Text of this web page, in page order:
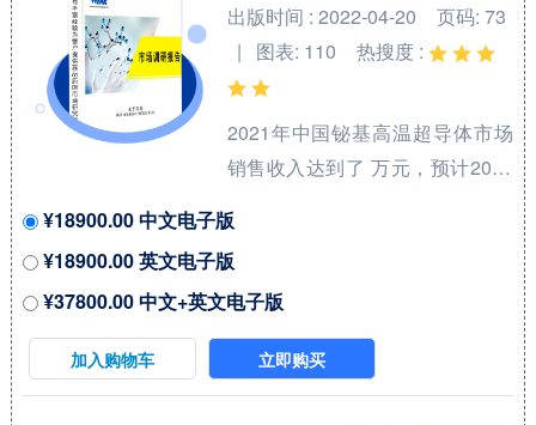
Jet Fuel）和涡轮燃料（Turbine
Fuels）是用于飞机发动机的高性
能燃料，广泛应用于民用和军用
航空。航空喷气燃料是一种专门
为喷气式飞机设计的燃料，...
出版时间 : 2022-04-20
页码: 73
| 图表: 110
热搜度 :
2021年中国铋基高温超导体市场
销售收入达到了 万元，预计2028
间年复合增长率(CAGR)为 %。中
国市场核心厂商包括Bruker、
Sumitomo Electric Industries、
Fujikura Ltd.和American
Superconductor等，按收入计，
¥18900.00 中文电子版
¥18900.00 英文电子版
¥37800.00 中文+英文电子版
加入购物车 立即购买